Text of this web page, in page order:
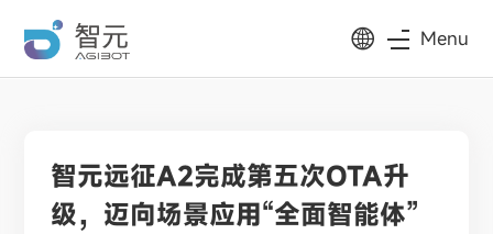
Menu
智元远征A2完成第五次OTA升
级，迈向场景应用“全面智能体”